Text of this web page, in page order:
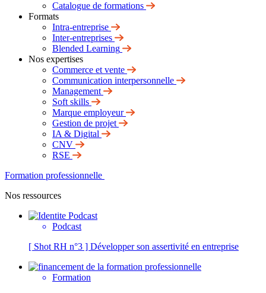
Catalogue de formations
Formats
Intra-entreprise
Inter-entreprises
Blended Learning
Nos expertises
Commerce et vente
Communication interpersonnelle
Management
Soft skills
Marque employeur
Gestion de projet
IA & Digital
CNV
RSE
Formation professionnelle
Nos ressources
Podcast
[ Shot RH n°3 ] Développer son assertivité en entreprise
Formation